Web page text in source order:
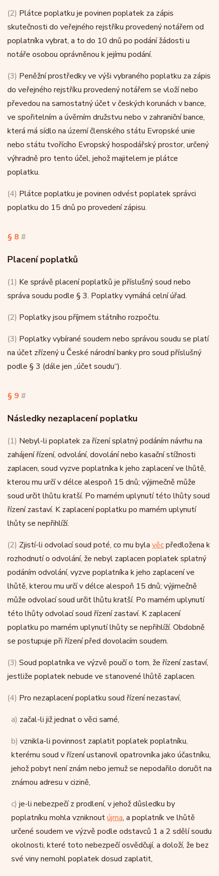
(2) Plátce poplatku je povinen poplatek za zápis
skutečnosti do veřejného rejstříku provedený notářem od
poplatníka vybrat, a to do 10 dnů po podání žádosti u
notáře osobou oprávněnou k jejímu podání.
(3) Peněžní prostředky ve výši vybraného poplatku za zápis
do veřejného rejstříku provedený notářem se vloží nebo
převedou na samostatný účet v českých korunách v bance,
ve spořitelním a úvěrním družstvu nebo v zahraniční bance,
která má sídlo na území členského státu Evropské unie
nebo státu tvořícího Evropský hospodářský prostor, určený
výhradně pro tento účel, jehož majitelem je plátce
poplatku.
(4) Plátce poplatku je povinen odvést poplatek správci
poplatku do 15 dnů po provedení zápisu.
§ 8 #
Placení poplatků
(1) Ke správě placení poplatků je příslušný soud nebo
správa soudu podle § 3. Poplatky vymáhá celní úřad.
(2) Poplatky jsou příjmem státního rozpočtu.
(3) Poplatky vybírané soudem nebo správou soudu se platí
na účet zřízený u České národní banky pro soud příslušný
podle § 3 (dále jen „účet soudu“).
§ 9 #
Následky nezaplacení poplatku
(1) Nebyl-li poplatek za řízení splatný podáním návrhu na
zahájení řízení, odvolání, dovolání nebo kasační stížnosti
zaplacen, soud vyzve poplatníka k jeho zaplacení ve lhůtě,
kterou mu určí v délce alespoň 15 dnů; výjimečně může
soud určit lhůtu kratší. Po marném uplynutí této lhůty soud
řízení zastaví. K zaplacení poplatku po marném uplynutí
lhůty se nepřihlíží.
(2) Zjistí-li odvolací soud poté, co mu byla věcpředložena k
rozhodnutí o odvolání, že nebyl zaplacen poplatek splatný
podáním odvolání, vyzve poplatníka k jeho zaplacení ve
lhůtě, kterou mu určí v délce alespoň 15 dnů; výjimečně
může odvolací soud určit lhůtu kratší. Po marném uplynutí
této lhůty odvolací soud řízení zastaví. K zaplacení
poplatku po marném uplynutí lhůty se nepřihlíží. Obdobně
se postupuje při řízení před dovolacím soudem.
(3) Soud poplatníka ve výzvě poučí o tom, že řízení zastaví,
jestliže poplatek nebude ve stanovené lhůtě zaplacen.
(4) Pro nezaplacení poplatku soud řízení nezastaví,
a) začal-li již jednat o věci samé,
b) vznikla-li povinnost zaplatit poplatek poplatníku,
kterému soud v řízení ustanovil opatrovníka jako účastníku,
jehož pobyt není znám nebo jemuž se nepodařilo doručit na
známou adresu v cizině,
c) je-li nebezpečí z prodlení, v jehož důsledku by
poplatníku mohla vzniknoutújma, a poplatník ve lhůtě
určené soudem ve výzvě podle odstavců 1 a 2 sdělí soudu
okolnosti, které toto nebezpečí osvědčují, a doloží, že bez
své viny nemohl poplatek dosud zaplatit,